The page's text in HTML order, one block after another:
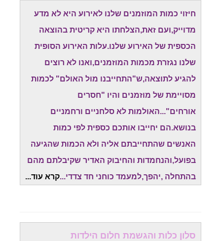
חיזוי כמות המוזמנים שלנו לאירוע היא לא מדע
מדוייק,ועם זאת,הצלחתו היא קריטית בהוצאה
הכספית של האירוע שלנו.עלות האירוע הסופית
שלנו נגזרת מכמות המוזמנים,ואנו לא רוצים
להגיע לתוצאה,ש"התחייבנו מול האולם" לכמות
מסויימת של מוזמנים והיו "חסרים
אורחים"...האולמות לא סלחניים ורחמניים
בנושא.הם יחייבו אותכם כספית לפי כמות
האנשים שהתחייבתם אליה ולא הכמות שהגיעה
בפועל,והנחמדות והחיבוק האדיר שקיבלתם מהם
בהתחלה ,יהפך,למעמד כוחני חד צדדי...קרא עוד...
סלון כלות והגשמת חלום הילדות